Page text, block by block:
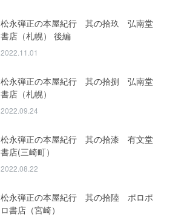
松永弾正の本屋紀行 其の拾玖 弘南堂
書店（札幌） 後編
2022.11.01
松永弾正の本屋紀行 其の拾捌 弘南堂
書店（札幌）
2022.09.24
松永弾正の本屋紀行 其の拾漆 有文堂
書店(三崎町）
2022.08.22
松永弾正の本屋紀行 其の拾陸 ポロポ
ロ書店（宮崎）